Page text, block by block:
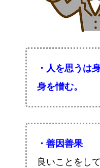
・人を思うは
身を憎む。
・善因善果
良いことをし